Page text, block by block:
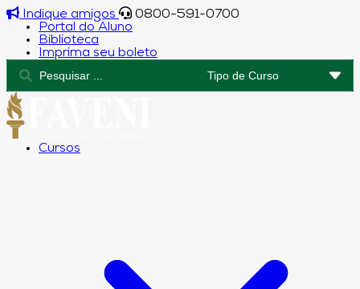
Indique amigos
0800-591-0700
Portal do Aluno
Biblioteca
Imprima seu boleto
Cursos